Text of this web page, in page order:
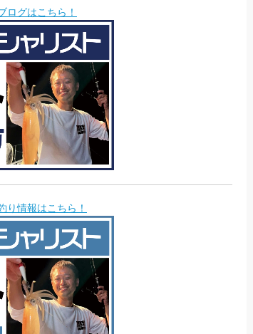
ログはこちら！
り情報はこちら！